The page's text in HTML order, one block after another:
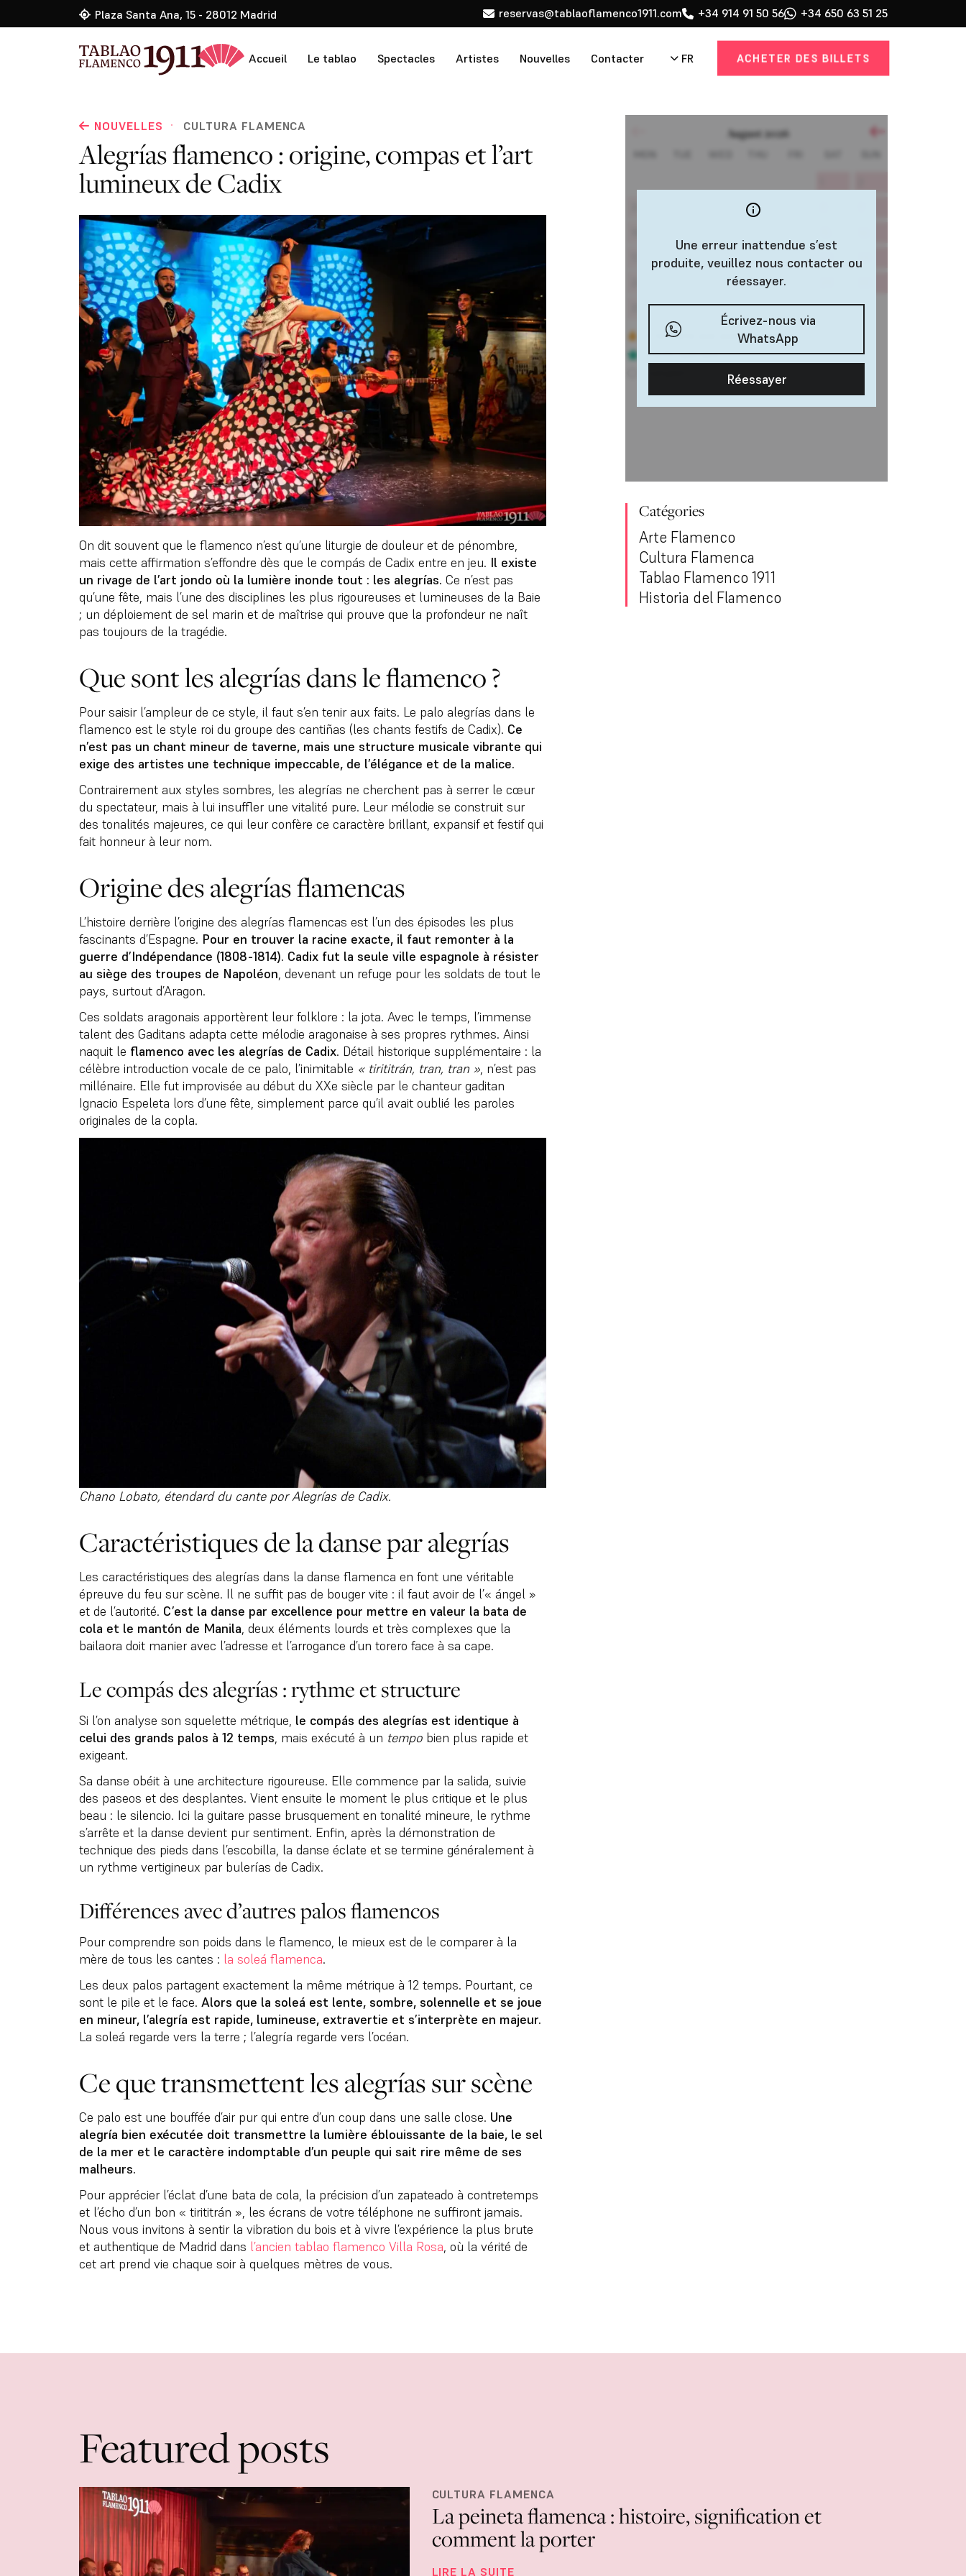
Plaza Santa Ana, 15 - 28012 Madrid reservas@tablaoflamenco1911.com +34 914 91 50 56 +34 650 63 51 25
Accueil Le tablao Spectacles Artistes Nouvelles Contacter FR ACHETER DES BILLETS
NOUVELLES · CULTURA FLAMENCA
Alegrías flamenco : origine, compas et l’art
lumineux de Cadix
On dit souvent que le flamenco n’est qu’une liturgie de douleur et de pénombre,
mais cette affirmation s’effondre dès que le compás de Cadix entre en jeu. Il existe
un rivage de l’art jondo où la lumière inonde tout : les alegrías. Ce n’est pas
qu’une fête, mais l’une des disciplines les plus rigoureuses et lumineuses de la Baie
; un déploiement de sel marin et de maîtrise qui prouve que la profondeur ne naît
pas toujours de la tragédie.
Que sont les alegrías dans le flamenco ?
Pour saisir l’ampleur de ce style, il faut s’en tenir aux faits. Le palo alegrías dans le
flamenco est le style roi du groupe des cantiñas (les chants festifs de Cadix). Ce
n’est pas un chant mineur de taverne, mais une structure musicale vibrante qui
exige des artistes une technique impeccable, de l’élégance et de la malice.
Contrairement aux styles sombres, les alegrías ne cherchent pas à serrer le cœur
du spectateur, mais à lui insuffler une vitalité pure. Leur mélodie se construit sur
des tonalités majeures, ce qui leur confère ce caractère brillant, expansif et festif qui
fait honneur à leur nom.
Origine des alegrías flamencas
L’histoire derrière l’origine des alegrías flamencas est l’un des épisodes les plus
fascinants d’Espagne. Pour en trouver la racine exacte, il faut remonter à la
guerre d’Indépendance (1808-1814). Cadix fut la seule ville espagnole à résister
au siège des troupes de Napoléon, devenant un refuge pour les soldats de tout le
pays, surtout d’Aragon.
Ces soldats aragonais apportèrent leur folklore : la jota. Avec le temps, l’immense
talent des Gaditans adapta cette mélodie aragonaise à ses propres rythmes. Ainsi
naquit le flamenco avec les alegrías de Cadix. Détail historique supplémentaire : la
célèbre introduction vocale de ce palo, l’inimitable « tirititrán, tran, tran », n’est pas
millénaire. Elle fut improvisée au début du XXe siècle par le chanteur gaditan
Ignacio Espeleta lors d’une fête, simplement parce qu’il avait oublié les paroles
originales de la copla.
Chano Lobato, étendard du cante por Alegrías de Cadix.
Caractéristiques de la danse par alegrías
Les caractéristiques des alegrías dans la danse flamenca en font une véritable
épreuve du feu sur scène. Il ne suffit pas de bouger vite : il faut avoir de l’« ángel »
et de l’autorité. C’est la danse par excellence pour mettre en valeur la bata de
cola et le mantón de Manila, deux éléments lourds et très complexes que la
bailaora doit manier avec l’adresse et l’arrogance d’un torero face à sa cape.
Le compás des alegrías : rythme et structure
Si l’on analyse son squelette métrique, le compás des alegrías est identique à
celui des grands palos à 12 temps, mais exécuté à un tempobien plus rapide et
exigeant.
Sa danse obéit à une architecture rigoureuse. Elle commence par la salida, suivie
des paseos et des desplantes. Vient ensuite le moment le plus critique et le plus
beau : le silencio. Ici la guitare passe brusquement en tonalité mineure, le rythme
s’arrête et la danse devient pur sentiment. Enfin, après la démonstration de
technique des pieds dans l’escobilla, la danse éclate et se termine généralement à
un rythme vertigineux par bulerías de Cadix.
Différences avec d’autres palos flamencos
Pour comprendre son poids dans le flamenco, le mieux est de le comparer à la
mère de tous les cantes : la soleá flamenca.
Les deux palos partagent exactement la même métrique à 12 temps. Pourtant, ce
sont le pile et le face. Alors que la soleá est lente, sombre, solennelle et se joue
en mineur, l’alegría est rapide, lumineuse, extravertie et s’interprète en majeur.
La soleá regarde vers la terre ; l’alegría regarde vers l’océan.
Ce que transmettent les alegrías sur scène
Ce palo est une bouffée d’air pur qui entre d’un coup dans une salle close. Une
alegría bien exécutée doit transmettre la lumière éblouissante de la baie, le sel
de la mer et le caractère indomptable d’un peuple qui sait rire même de ses
malheurs.
Pour apprécier l’éclat d’une bata de cola, la précision d’un zapateado à contretemps
et l’écho d’un bon « tirititrán », les écrans de votre téléphone ne suffiront jamais.
Nous vous invitons à sentir la vibration du bois et à vivre l’expérience la plus brute
et authentique de Madrid dans l’ancien tablao flamenco Villa Rosa, où la vérité de
cet art prend vie chaque soir à quelques mètres de vous.
Catégories
Arte Flamenco
Cultura Flamenca
Tablao Flamenco 1911
Historia del Flamenco
Featured posts
CULTURA FLAMENCA
La peineta flamenca : histoire, signification et
comment la porter
LIRE LA SUITE